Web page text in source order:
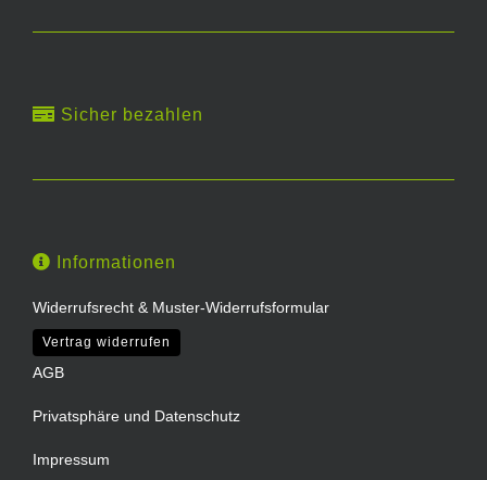
Sicher bezahlen
Informationen
Widerrufsrecht & Muster-Widerrufsformular
Vertrag widerrufen
AGB
Privatsphäre und Datenschutz
Impressum